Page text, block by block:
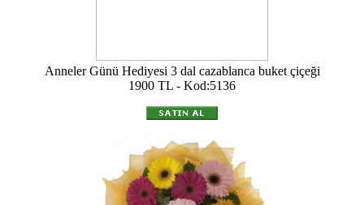
Anneler Günü Hediyesi 3 dal cazablanca buket çiçeği
1900 TL - Kod:5136